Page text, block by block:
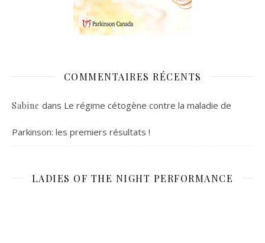
COMMENTAIRES RÉCENTS
Sabine dans Le régime cétogène contre la maladie de
Parkinson: les premiers résultats !
LADIES OF THE NIGHT PERFORMANCE